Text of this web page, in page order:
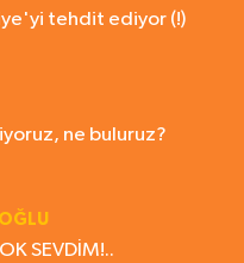
tehdit ediyor (!)
ne buluruz?
SEVDİM!..